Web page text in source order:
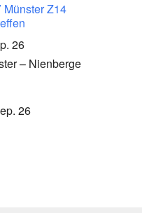
Münster Z14
26
– Nienberge
26